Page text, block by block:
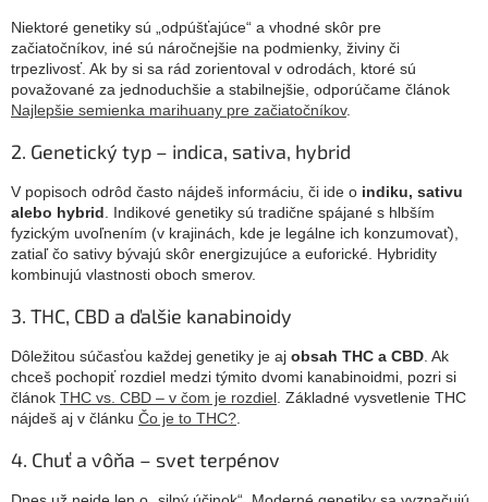
Niektoré genetiky sú „odpúšťajúce“ a vhodné skôr pre
začiatočníkov, iné sú náročnejšie na podmienky, živiny či
trpezlivosť. Ak by si sa rád zorientoval v odrodách, ktoré sú
považované za jednoduchšie a stabilnejšie, odporúčame článok
Najlepšie semienka marihuany pre začiatočníkov.
2. Genetický typ – indica, sativa, hybrid
V popisoch odrôd často nájdeš informáciu, či ide o indiku, sativu
alebo hybrid . Indikové genetiky sú tradične spájané s hlbším
fyzickým uvoľnením (v krajinách, kde je legálne ich konzumovať),
zatiaľ čo sativy bývajú skôr energizujúce a euforické. Hybridity
kombinujú vlastnosti oboch smerov.
3. THC, CBD a ďalšie kanabinoidy
Dôležitou súčasťou každej genetiky je aj obsah THC a CBD . Ak
chceš pochopiť rozdiel medzi týmito dvomi kanabinoidmi, pozri si
článok THC vs. CBD – v čom je rozdiel . Základné vysvetlenie THC
nájdeš aj v článku Čo je to THC?
4. Chuť a vôňa – svet terpénov